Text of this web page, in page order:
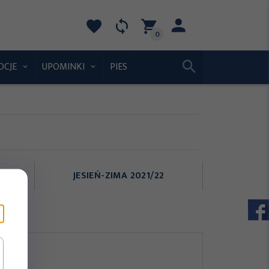
0
UPOMINKI PIES
JESIEŃ-ZIMA 2021/22